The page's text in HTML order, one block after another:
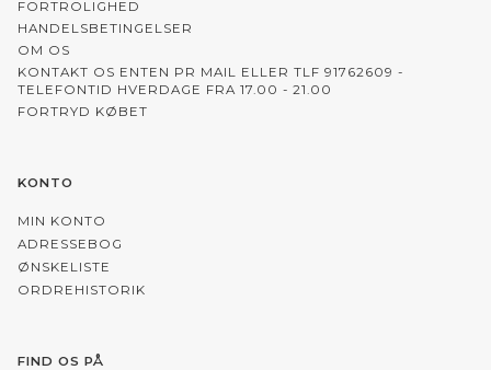
FORTROLIGHED
HANDELSBETINGELSER
OM OS
KONTAKT OS ENTEN PR MAIL ELLER TLF 91762609 -
TELEFONTID HVERDAGE FRA 17.00 - 21.00
FORTRYD KØBET
KONTO
MIN KONTO
ADRESSEBOG
ØNSKELISTE
ORDREHISTORIK
FIND OS PÅ